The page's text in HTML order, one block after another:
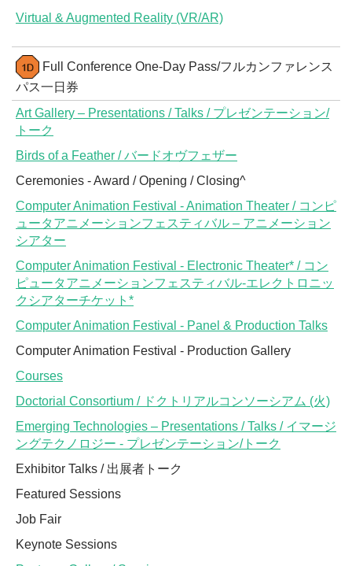
Virtual & Augmented Reality (VR/AR)
Full Conference One-Day Pass/フルカンファレンス
パス一日券
Art Gallery – Presentations / Talks / プレゼンテーション/
トーク
Birds of a Feather / バードオヴフェザー
Ceremonies - Award / Opening / Closing^
Computer Animation Festival - Animation Theater / コンピ
ュータアニメーションフェスティバル – アニメーション
シアター
Computer Animation Festival - Electronic Theater* / コン
ピュータアニメーションフェスティバル-エレクトロニッ
クシアターチケット*
Computer Animation Festival - Panel & Production Talks
Computer Animation Festival - Production Gallery
Courses
Doctorial Consortium / ドクトリアルコンソーシアム (火)
Emerging Technologies – Presentations / Talks / イマージ
ングテクノロジー - プレゼンテーション/トーク
Exhibitor Talks / 出展者トーク
Featured Sessions
Job Fair
Keynote Sessions